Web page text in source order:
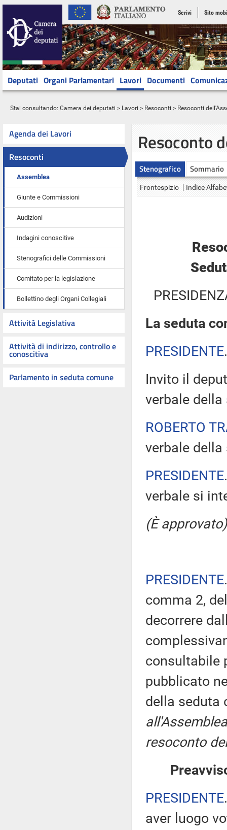
Scrivi Sito
Deputati Organi Parlamentari Lavori Documenti
Stai consultando: Camera dei deputati > Lavori > Resoconti > Resoconti
Agenda dei Lavori
Resoconti
Assemblea
Giunte e Commissioni
Audizioni
Indagini conoscitive
Stenografici delle Commissioni
Comitato per la legislazione
Bollettino degli Organi Collegiali
Attività Legislativa
Attività di indirizzo, controllo e
conoscitiva
Parlamento in seduta comune
Resoconto
Stenografico Sommario
Frontespizio Indice
La seduta
PRESIDENTE
Invito il
verbale della
ROBERTO
verbale
PRESIDENTE
verbale si
(È approvato)
PRESIDENTE
comma 2,
decorrere
consultabile
pubblicato
della seduta
resoconto
PRESIDENTE
aver luogo